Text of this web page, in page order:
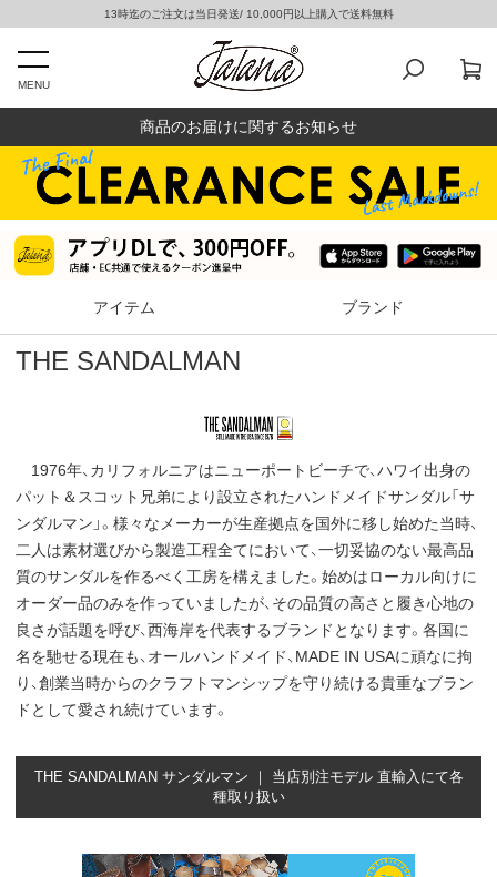
13時迄のご注文は当日発送/ 10,000円以上購入で送料無料
MENU
商品のお届けに関するお知らせ
アイテム ブランド
THE SANDALMAN
1976年、カリフォルニアはニューポートビーチで、ハワイ出身の
パット＆スコット兄弟により設立されたハンドメイドサンダル「サ
ンダルマン」。様々なメーカーが生産拠点を国外に移し始めた当時、
二人は素材選びから製造工程全てにおいて、一切妥協のない最高品
質のサンダルを作るべく工房を構えました。始めはローカル向けに
オーダー品のみを作っていましたが、その品質の高さと履き心地の
良さが話題を呼び、西海岸を代表するブランドとなります。各国に
名を馳せる現在も、オールハンドメイド、MADE IN USAに頑なに拘
り、創業当時からのクラフトマンシップを守り続ける貴重なブラン
ドとして愛され続けています。
THE SANDALMAN サンダルマン ｜ 当店別注モデル 直輸入にて各
種取り扱い